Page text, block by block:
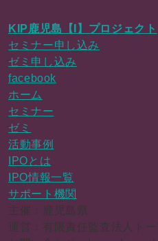
KIP鹿児島【I】プロジェクト
セミナー申し込み
ゼミ申し込み
facebook
ホーム
セミナー
ゼミ
活動事例
IPOとは
IPO情報一覧
サポート機関
主催：鹿児島県
運営：有限責任監査法人トー